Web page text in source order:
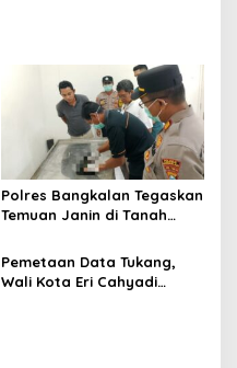
Polres Bangkalan Tegaskan
Temuan Janin di Tanah
Pemetaan Data Tukang,
Wali Kota Eri Cahyadi